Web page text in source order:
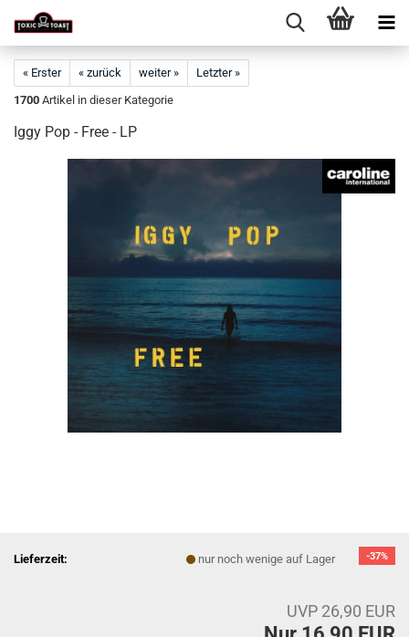
« Erster « zurück weiter »
Letzter »
1700 Artikel in dieser Kategorie
Iggy Pop - Free - LP
-37%
Lieferzeit: nur noch wenige auf Lager
UVP 26,90 EUR